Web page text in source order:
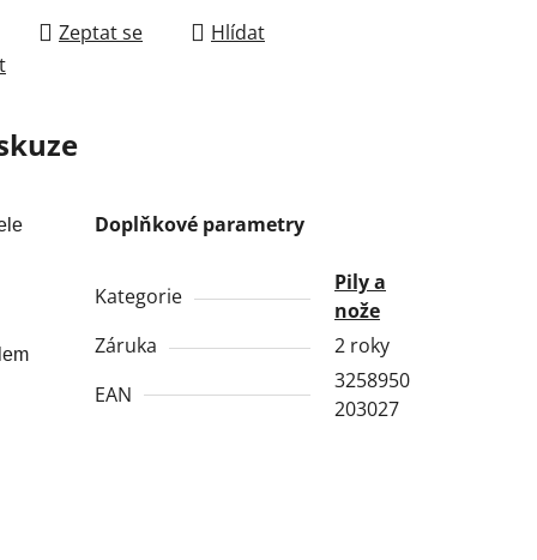
Zeptat se
Hlídat
Doplňkové parametry
Kategorie
Pily a
nože
Záruka
2 roky
EAN
3258950
203027